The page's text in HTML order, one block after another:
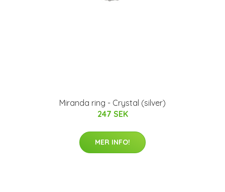
Miranda ring - Crystal (silver)
247 SEK
MER INFO!